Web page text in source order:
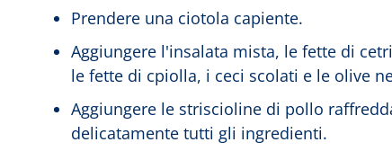
Prendere una ciotola capiente.
Aggiungere l'insalata mista, le fette di
le fette di cpiolla, i ceci scolati e le olive
Aggiungere le striscioline di pollo
delicatamente tutti gli ingredienti.